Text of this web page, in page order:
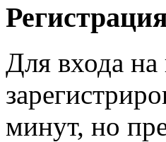
Для входа
минут, но